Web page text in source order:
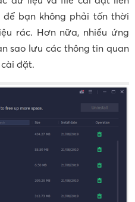
bạn không phải tốn thời
rác. Hơn nữa, nhiều ứng
sao lưu các thông tin quan
đặt.